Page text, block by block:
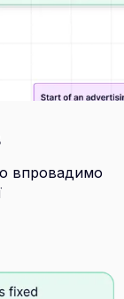
впровадимо